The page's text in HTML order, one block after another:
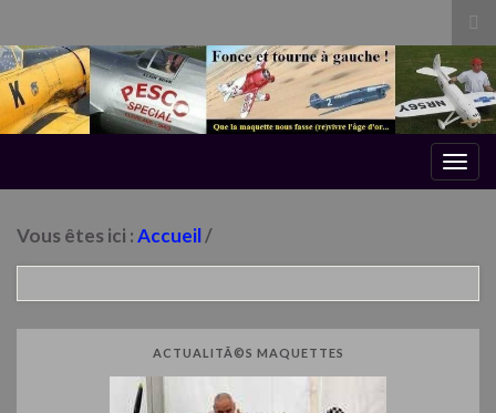
Vous êtes ici :Accueil/
ACTUALITÃ©S MAQUETTES